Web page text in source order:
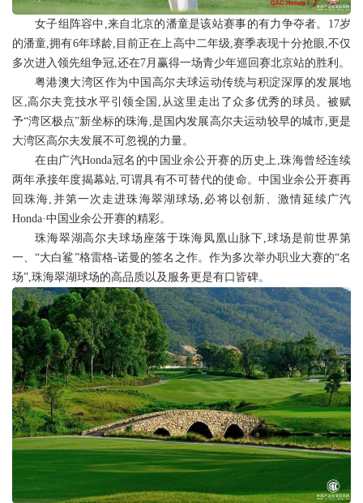
女子组阵容中,来自北京的潘童是该站赛事的有力争夺者。17岁
的潘童,拥有6年球龄,目前正在上高中二年级,赛季表现十分抢眼,不仅
多次进入领先组争冠,还在7月赢得一场青少年巡回赛北京站的胜利。
粤港澳大湾区作为中国高尔夫球运动传统与积淀深厚的发展地
区,高尔夫竞技水平引领全国,从这里走出了众多优秀的球员。被赋
予“湾区极点”新坐标的珠海,是国内发展高尔夫运动较早的城市,更是
大湾区高尔夫发展不可忽视的力量。
在由广汽Honda冠名的中国业余公开赛的历史上,珠海曾经连续
两年承接年度揭幕站,可谓具有不可替代的使命。中国业余公开赛再
回珠海,并第一次走进珠海翠湖球场,必将以创新、激情延续广汽
Honda·中国业余公开赛的精彩。
珠海翠湖高尔夫球场座落于珠海凤凰山脉下,球场是前世界第
一、“大白鲨”格雷格-诺曼的签名之作。作为多次举办职业大赛的“名
场”,珠海翠湖球场的高品质以及服务更是有口皆碑。